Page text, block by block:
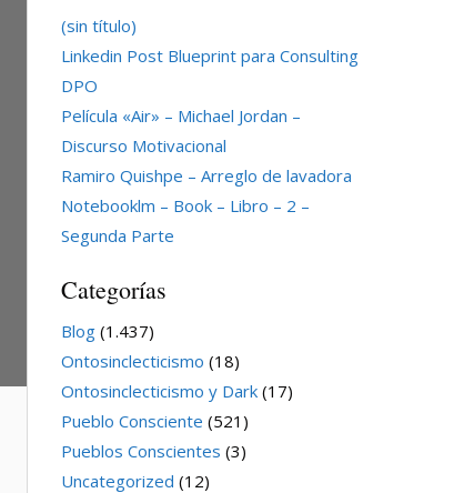
(sin título)
Linkedin Post Blueprint para Consulting
DPO
Película «Air» – Michael Jordan –
Discurso Motivacional
Ramiro Quishpe – Arreglo de lavadora
Notebooklm – Book – Libro – 2 –
Segunda Parte
Categorías
Blog(1.437)
Ontosinclecticismo (18)
Ontosinclecticismo y Dark(17)
Pueblo Consciente (521)
Pueblos Conscientes (3)
Uncategorized (12)